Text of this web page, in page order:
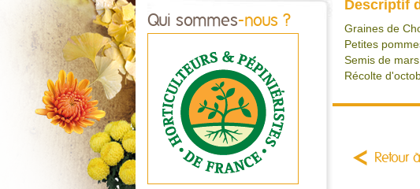
Qui sommes-nous ?
Descriptif
Graines de
Petites
Semis de mars
Récolte
Retour